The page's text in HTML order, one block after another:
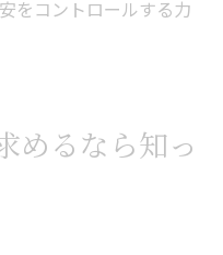
をコントロールする力
めるなら知っ